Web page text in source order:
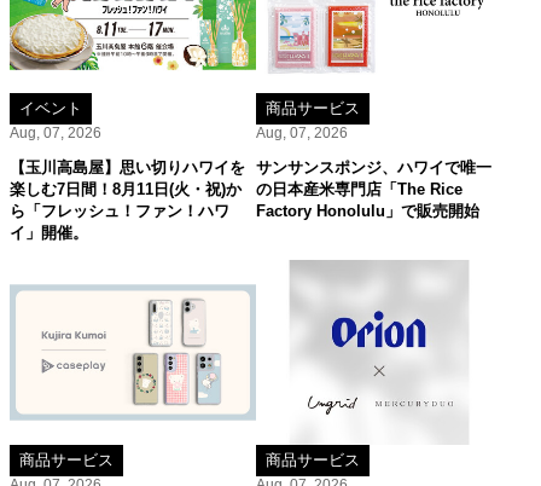
イベント
Aug, 07, 2026
【玉川高島屋】思い切りハワイを
楽しむ7日間！8月11日(火・祝)か
ら「フレッシュ！ファン！ハワ
イ」開催。
商品サービス
Aug, 07, 2026
サンサンスポンジ、ハワイで唯一
の日本産米専門店「The Rice
Factory Honolulu」で販売開始
商品サービス 商品サービス